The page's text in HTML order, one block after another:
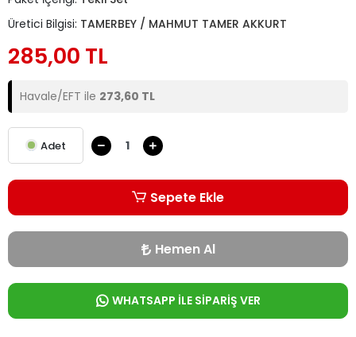
Üretici Bilgisi: TAMERBEY / MAHMUT TAMER AKKURT
285,00 TL
Havale/EFT ile 273,60 TL
Adet
Sepete Ekle
Hemen Al
WHATSAPP İLE SİPARİŞ VER